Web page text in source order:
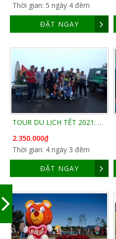
Thời gian: 5 ngày 4 đêm
ĐẶT NGAY
TOUR DU LỊCH TẾT 2021: ĐÀ LẠT 4 NGÀY 3 ĐÊM
2.350.000₫
Thời gian: 4 ngày 3 đêm
ĐẶT NGAY